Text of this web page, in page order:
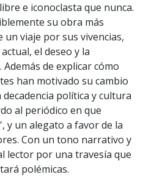
e iconoclasta que nunca.
su obra más
viaje por sus vivencias,
el deseo y la
de explicar cómo
han motivado su cambio
política y cultura
al periódico en que
y un alegato a favor de la
Con un tono narrativo y
lector por una travesía que
polémicas.